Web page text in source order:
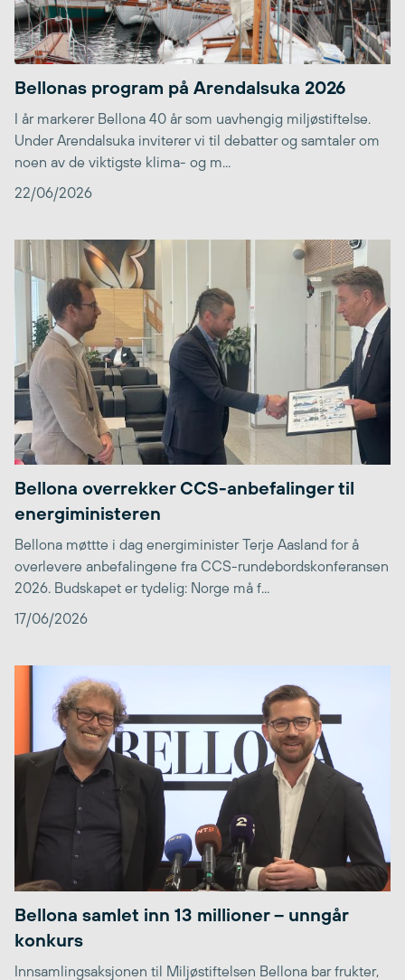
Bellonas program på Arendalsuka 2026
I år markerer Bellona 40 år som uavhengig miljøstiftelse.
Under Arendalsuka inviterer vi til debatter og samtaler om
noen av de viktigste klima- og m...
22/06/2026
Bellona overrekker CCS-anbefalinger til
energiministeren
Bellona møttte i dag energiminister Terje Aasland for å
overlevere anbefalingene fra CCS-rundebordskonferansen
2026. Budskapet er tydelig: Norge må f...
17/06/2026
Bellona samlet inn 13 millioner – unngår
konkurs
Innsamlingsaksjonen til Miljøstiftelsen Bellona bar frukter,